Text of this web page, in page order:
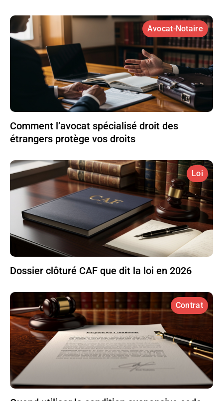
Avocat-Notaire
Comment l’avocat spécialisé droit des
étrangers protège vos droits
Loi
Dossier clôturé CAF que dit la loi en 2026
Contrat